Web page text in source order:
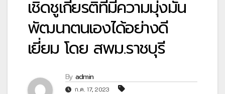
เชิดชูเกียรติที่มีความมุ่งมั่น
พัฒนาตนเองได้อย่างดี
เยี่ยม โดย สพม.ราชบุรี
By admin
ก.ค. 17, 2023